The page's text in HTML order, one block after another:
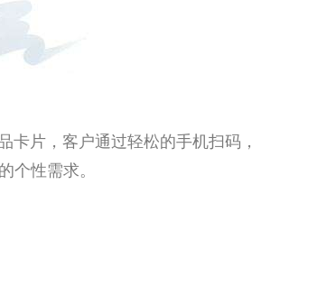
片，客户通过轻松的手机扫码，
个性需求。